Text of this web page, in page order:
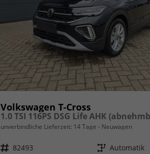
Volkswagen T-Cross
unverbindliche Lieferzeit: 14 Tage Neuwagen
Fahrzeugnr. 82493 Getriebe Automatik